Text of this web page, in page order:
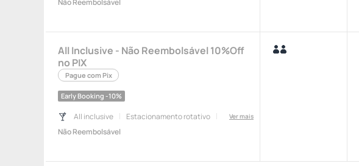
Não Reembolsável
All Inclusive - Não Reembolsável 10%Off
no PIX
Pague com Pix
Early Booking -10%
All inclusive Estacionamento rotativo Ver mais
Não Reembolsável